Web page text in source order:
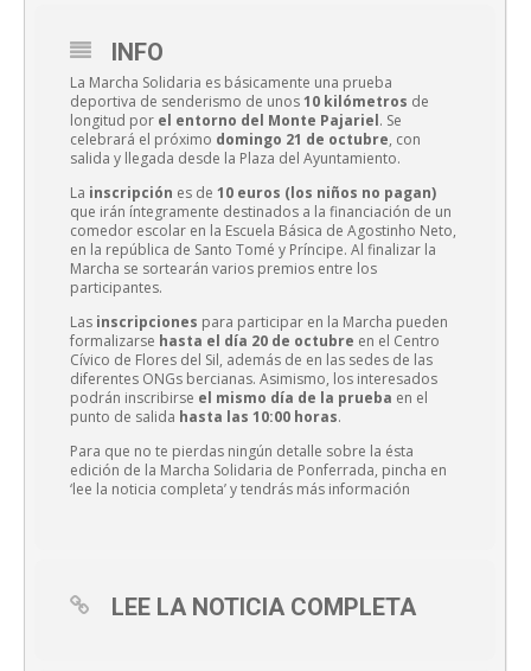
INFO
La Marcha Solidaria es básicamente una prueba
deportiva de senderismo de unos10 kilómetros de
longitud por el entorno del Monte Pajariel. Se
celebrará el próximo domingo 21 de octubre, con
salida y llegada desde la Plaza del Ayuntamiento.
La inscripción es de 10 euros (los niños no pagan)
que irán íntegramente destinados a la financiación de un
comedor escolar en la Escuela Básica de Agostinho Neto,
en la república de Santo Tomé y Príncipe. Al finalizar la
Marcha se sortearán varios premios entre los
participantes.
Las inscripciones para participar en la Marcha pueden
formalizarse hasta el día 20 de octubre en el Centro
Cívico de Flores del Sil, además de en las sedes de las
diferentes ONGs bercianas. Asimismo, los interesados
podrán inscribirse el mismo día de la prueba en el
punto de salida hasta las 10:00 horas.
Para que no te pierdas ningún detalle sobre la ésta
edición de la Marcha Solidaria de Ponferrada, pincha en
‘lee la noticia completa’ y tendrás más información
LEE LA NOTICIA COMPLETA